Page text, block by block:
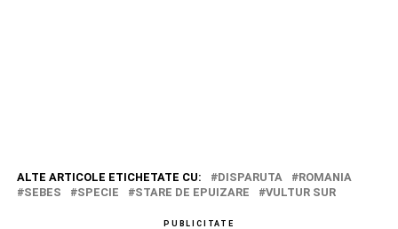
ALTE ARTICOLE ETICHETATE CU: DISPARUTA
ROMANIA
SEBES
SPECIE STARE DE EPUIZARE VULTUR SUR
PUBLICITATE